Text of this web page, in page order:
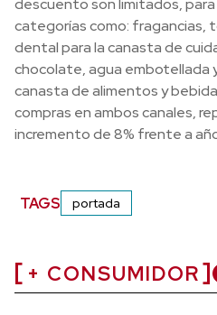
descuento son limitados,
categorías como: fragancias,
dental para la canasta de
chocolate, agua embotellada
canasta de alimentos y
compras en ambos canales,
incremento de 8% frente a
TAGS portada
+ CONSUMIDOR